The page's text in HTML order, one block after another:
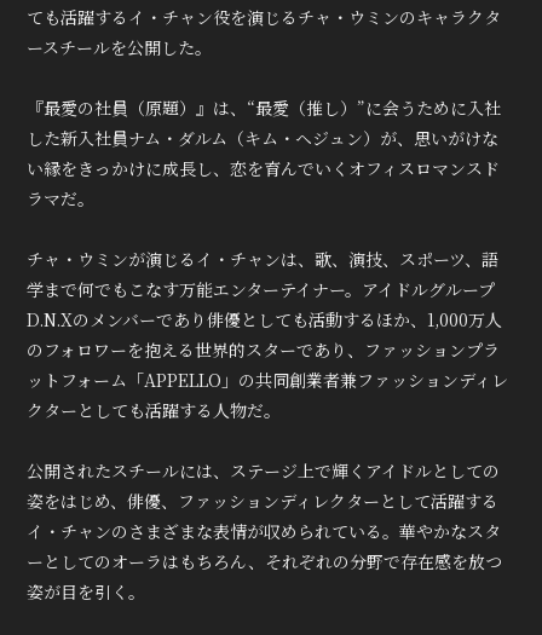
ても活躍するイ・チャン役を演じるチャ・ウミンのキャラクタ
ースチールを公開した。
『最愛の社員（原題）』は、“最愛（推し）”に会うために入社
した新入社員ナム・ダルム（キム・ヘジュン）が、思いがけな
い縁をきっかけに成長し、恋を育んでいくオフィスロマンスド
ラマだ。
チャ・ウミンが演じるイ・チャンは、歌、演技、スポーツ、語
学まで何でもこなす万能エンターテイナー。アイドルグループ
D.N.Xのメンバーであり俳優としても活動するほか、1,000万人
のフォロワーを抱える世界的スターであり、ファッションプラ
ットフォーム「APPELLO」の共同創業者兼ファッションディレ
クターとしても活躍する人物だ。
公開されたスチールには、ステージ上で輝くアイドルとしての
姿をはじめ、俳優、ファッションディレクターとして活躍する
イ・チャンのさまざまな表情が収められている。華やかなスタ
ーとしてのオーラはもちろん、それぞれの分野で存在感を放つ
姿が目を引く。